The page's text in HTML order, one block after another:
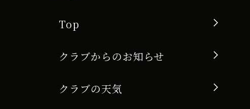
Top
クラブからのお知らせ
クラブの天気